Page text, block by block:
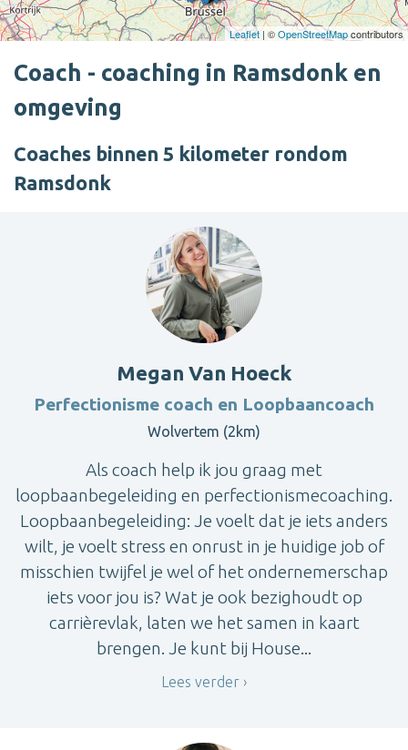
Leaflet| ©OpenStreetMapcontributors
Coach - coaching in Ramsdonk en
omgeving
Coaches binnen 5 kilometer rondom
Ramsdonk
Megan Van Hoeck
Perfectionisme coach en Loopbaancoach
Wolvertem (2km)
Als coach help ik jou graag met
loopbaanbegeleiding en perfectionismecoaching.
Loopbaanbegeleiding: Je voelt dat je iets anders
wilt, je voelt stress en onrust in je huidige job of
misschien twijfel je wel of het ondernemerschap
iets voor jou is? Wat je ook bezighoudt op
carrièrevlak, laten we het samen in kaart
brengen. Je kunt bij House...
Lees verder